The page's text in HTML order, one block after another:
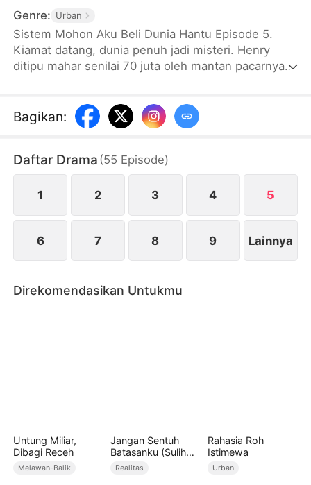
Genre: Urban
Sistem Mohon Aku Beli Dunia Hantu Episode 5.
Kiamat datang, dunia penuh jadi misteri. Henry
ditipu mahar senilai 70 juta oleh mantan pacarnya.
itu, dia bisa semena-mena di dunia baru dengan
uang hantu, bahkan membuat mantannya yang
Bagikan:
Daftar Drama (55 Episode)
1 2 3 4 5
6 7 8 9 Lainnya
Direkomendasikan Untukmu
Untung Miliar,
Dibagi Receh
Melawan-Balik
Jangan Sentuh
Batasanku (Sulih
Suara)
Realitas
Rahasia Roh
Istimewa
Urban